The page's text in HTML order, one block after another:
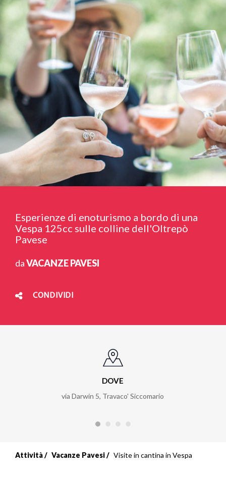
Esperienze di enoturismo a bordo di una
Vespa 125cc sulle colline dell'Oltrepò
Pavese
daVACANZE PAVESI
CONDIVIDI
DOVE
via Darwin 5, Travaco' Siccomario
Attività Vacanze Pavesi Visite in cantina in Vespa